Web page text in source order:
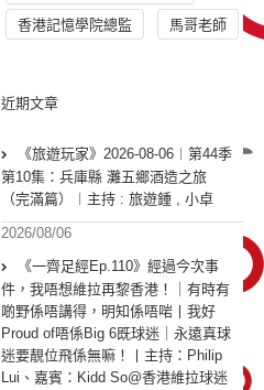
香港記憶學院總監 馬哥老師
近期文章
《旅遊玩家》2026-08-06︱第44季
第10集：兵庫縣 灘五鄉酒造之旅
（完滿篇）︱主持 : 旅遊鍾 , 小卓
2026/08/06
《一齊足經Ep.110》經過今次事
件，我唔想維拉再黎香港！｜有時有
啲野係唔講得，明知係唔啱丨我好
Proud of唔係Big 6既球迷｜永遠真球
迷要靚位飛係無嘛！丨主持：Philip
Lui、嘉賓：Kidd So@香港維拉球迷